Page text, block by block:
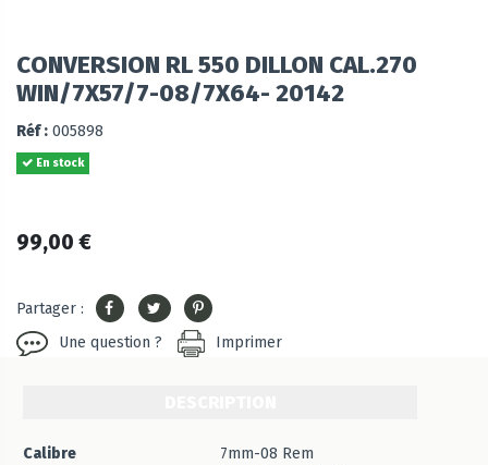
CONVERSION RL 550 DILLON CAL.270
WIN/7X57/7-08/7X64- 20142
Réf : 005898
En stock
99,00 €
Partager :
Une question ?
Imprimer
Calibre
7mm-08 Rem